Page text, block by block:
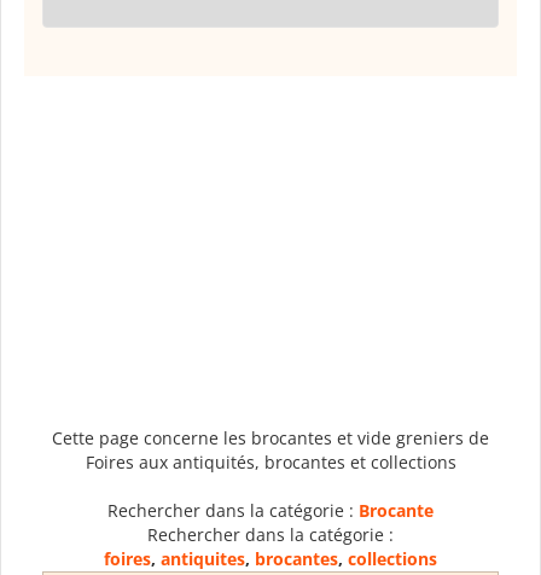
Cette page concerne les brocantes et vide greniers de
Foires aux antiquités, brocantes et collections
Rechercher dans la catégorie : Brocante
Rechercher dans la catégorie :
foires, antiquites, brocantes, collections